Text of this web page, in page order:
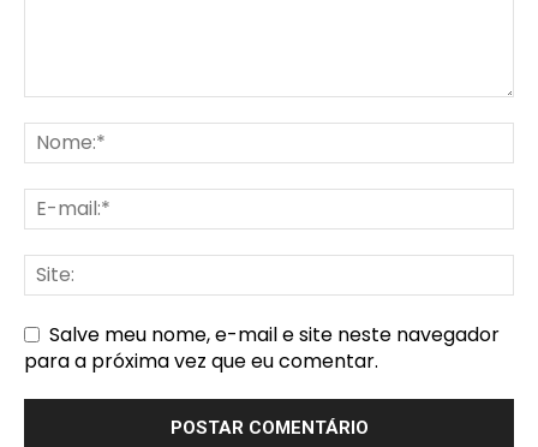
Salve meu nome, e-mail e site neste navegador
para a próxima vez que eu comentar.